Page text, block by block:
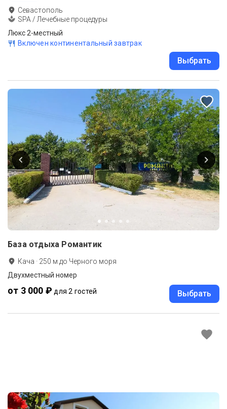
Севастополь
SPA / Лечебные процедуры
Люкс 2-местный
Включен континентальный завтрак
Выбрать
База отдыха Романтик
Кача · 250 м до Черного моря
Двухместный номер
от 3 000 ₽ для 2 гостей Выбрать